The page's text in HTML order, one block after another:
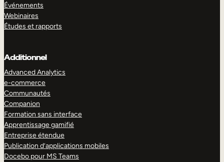
Événements
Webinaires
Études et rapports
Additionnel
Advanced Analytics
e-commerce
Communautés
Companion
Formation sans interface
Apprentissage gamifié
Entreprise étendue
Publication d’applications mobiles
Docebo pour MS Teams